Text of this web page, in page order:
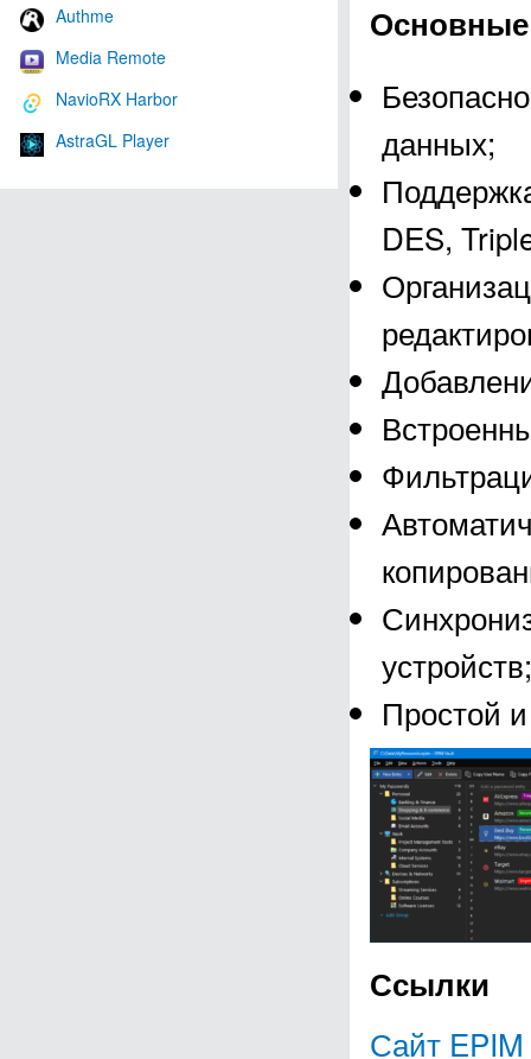
Authme
Media Remote
NavioRX Harbor
AstraGL Player
Основные
данных;
DES,
устройств;
Простой
Ссылки
Сайт EPIM